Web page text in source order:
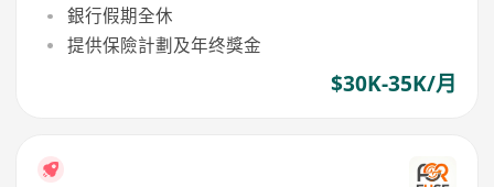
銀行假期全休
提供保險計劃及年终獎金
$30K-35K/月